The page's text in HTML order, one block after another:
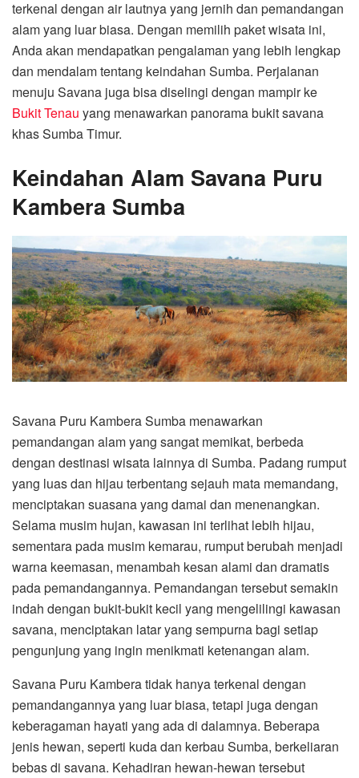
terkenal dengan air lautnya yang jernih dan pemandangan
alam yang luar biasa. Dengan memilih paket wisata ini,
Anda akan mendapatkan pengalaman yang lebih lengkap
dan mendalam tentang keindahan Sumba. Perjalanan
menuju Savana juga bisa diselingi dengan mampir ke
Bukit Tenau yang menawarkan panorama bukit savana
khas Sumba Timur.
Keindahan Alam Savana Puru
Kambera Sumba
Savana Puru Kambera Sumba menawarkan
pemandangan alam yang sangat memikat, berbeda
dengan destinasi wisata lainnya di Sumba. Padang rumput
yang luas dan hijau terbentang sejauh mata memandang,
menciptakan suasana yang damai dan menenangkan.
Selama musim hujan, kawasan ini terlihat lebih hijau,
sementara pada musim kemarau, rumput berubah menjadi
warna keemasan, menambah kesan alami dan dramatis
pada pemandangannya. Pemandangan tersebut semakin
indah dengan bukit-bukit kecil yang mengelilingi kawasan
savana, menciptakan latar yang sempurna bagi setiap
pengunjung yang ingin menikmati ketenangan alam.
Savana Puru Kambera tidak hanya terkenal dengan
pemandangannya yang luar biasa, tetapi juga dengan
keberagaman hayati yang ada di dalamnya. Beberapa
jenis hewan, seperti kuda dan kerbau Sumba, berkeliaran
bebas di savana. Kehadiran hewan-hewan tersebut